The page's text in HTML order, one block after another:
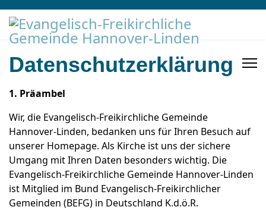
Datenschutzerklärung
1. Präambel
Wir, die Evangelisch-Freikirchliche Gemeinde
Hannover-Linden, bedanken uns für Ihren Besuch auf
unserer Homepage. Als Kirche ist uns der sichere
Umgang mit Ihren Daten besonders wichtig. Die
Evangelisch-Freikirchliche Gemeinde Hannover-Linden
ist Mitglied im Bund Evangelisch-Freikirchlicher
Gemeinden (BEFG) in Deutschland K.d.ö.R.